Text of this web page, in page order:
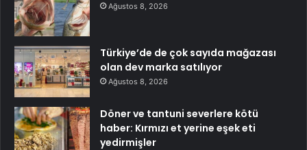
Ağustos 8, 2026
Türkiye’de de çok sayıda mağazası
olan dev marka satılıyor
Ağustos 8, 2026
Döner ve tantuni severlere kötü
haber: Kırmızı et yerine eşek eti
yedirmişler